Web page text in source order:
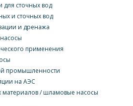
для сточных вод
и сточных вод
и дренажа
применения
промышленности
на АЭС
материалов / шламовые насосы